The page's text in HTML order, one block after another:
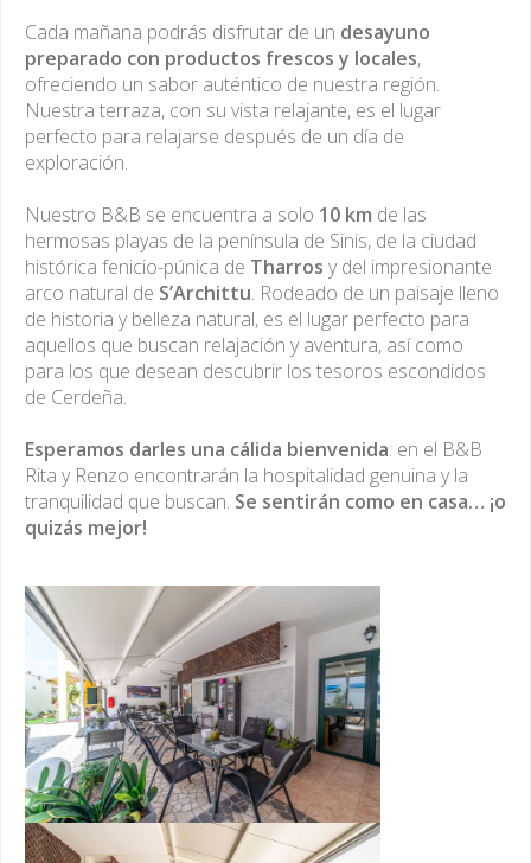
Il Bed and
La gustosa colazione è
abbraccio mattutino
prodotti del territorio...
Cada mañana podrás disfrutar de un desayuno
preparado con productos frescos y locales,
ofreciendo un sabor auténtico de nuestra región.
Nuestra terraza, con su vista relajante, es el lugar
perfecto para relajarse después de un día de
exploración.
Nuestro B&B se encuentra a solo 10 km de las
hermosas playas de la península de Sinis, de la ciudad
histórica fenicio-púnica de Tharros y del impresionante
arco natural de S’Archittu. Rodeado de un paisaje lleno
de historia y belleza natural, es el lugar perfecto para
aquellos que buscan relajación y aventura, así como
para los que desean descubrir los tesoros escondidos
de Cerdeña.
Esperamos darles una cálida bienvenida: en el B&B
Rita y Renzo encontrarán la hospitalidad genuina y la
tranquilidad que buscan. Se sentirán como en casa… ¡o
quizás mejor!